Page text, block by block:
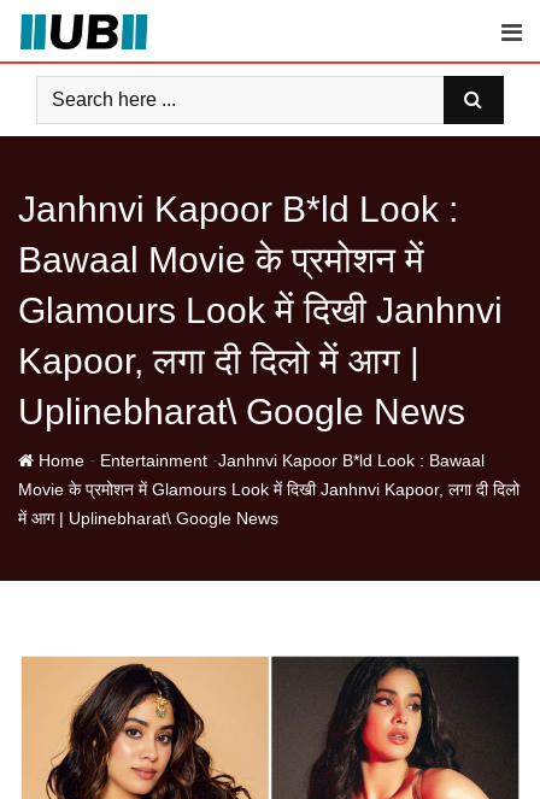
Skip
content
Janhnvi Kapoor B*ld Look :
Bawaal Movie के प्रमोशन में
Glamours Look में दिखी Janhnvi
Kapoor, लगा दी दिलो में आग |
Uplinebharat\ Google News
Home - Entertainment -Janhnvi Kapoor B*ld Look : Bawaal
Movie के प्रमोशन में Glamours Look में दिखी Janhnvi Kapoor, लगा दी दिलो
में आग | Uplinebharat\ Google News